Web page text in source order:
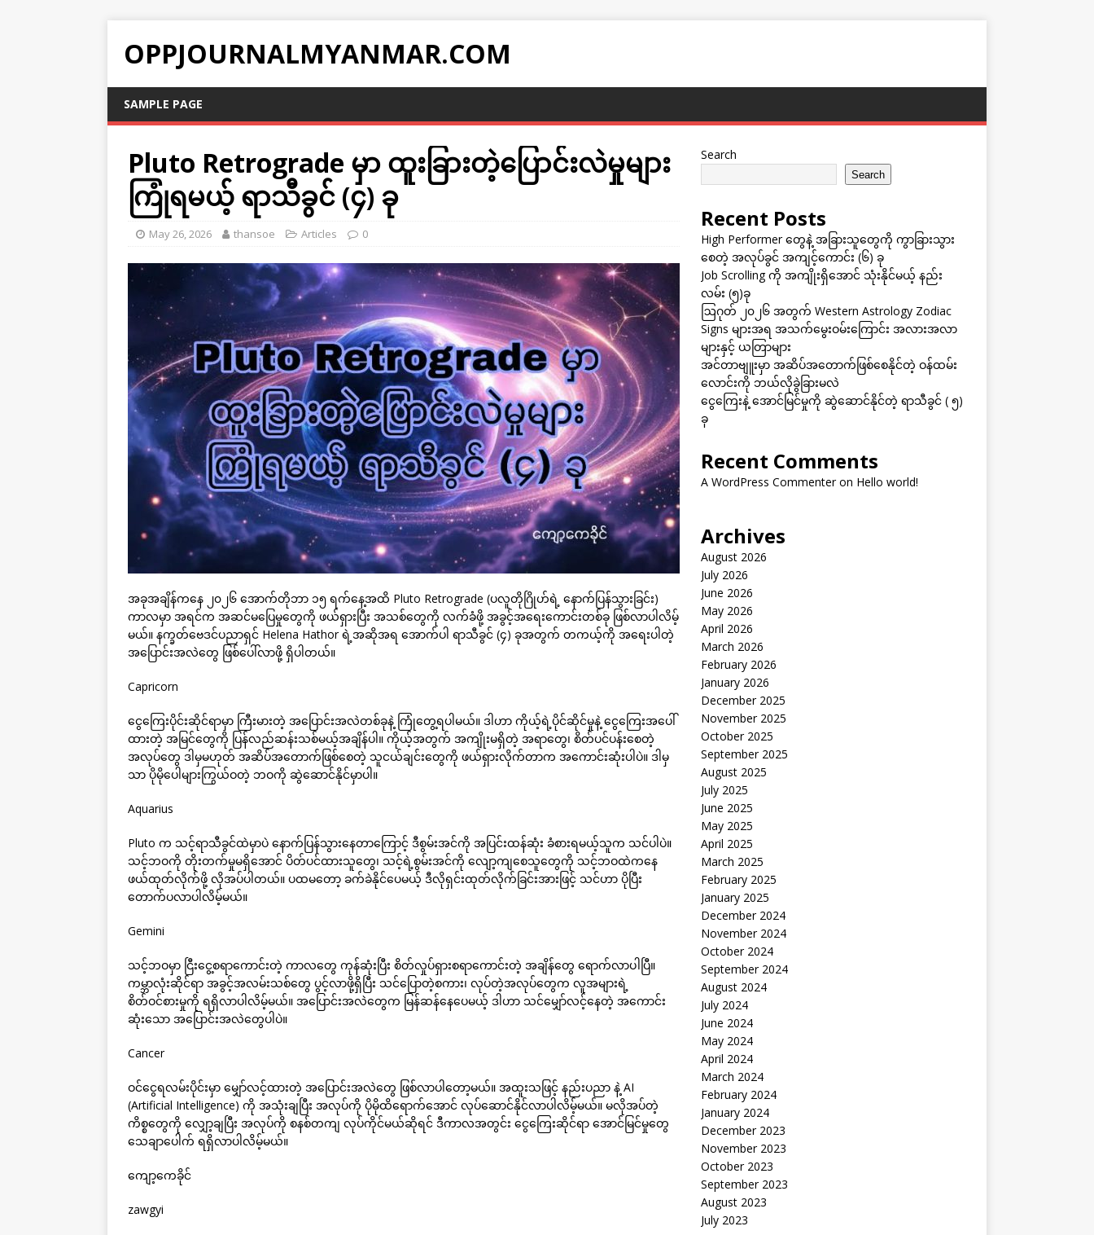
OPPJOURNALMYANMAR.COM
SAMPLE PAGE
Pluto Retrograde မှာ ထူးခြားတဲ့ပြောင်းလဲမှုများ
ကြုံရမယ့် ရာသီခွင် (၄) ခု
May 26, 2026 thansoe Articles 0
အခုအချိန်ကနေ ၂၀၂၆ အောက်တိုဘာ ၁၅ ရက်နေ့အထိ Pluto Retrograde (ပလူတိုဂြိုဟ်ရဲ့ နောက်ပြန်သွားခြင်း)
ကာလမှာ အရင်က အဆင်မပြေမှုတွေကို ဖယ်ရှားပြီး အသစ်တွေကို လက်ခံဖို့ အခွင့်အရေးကောင်းတစ်ခု ဖြစ်လာပါလိမ့်
မယ်။ နက္ခတ်ဗေဒင်ပညာရှင် Helena Hathor ရဲ့အဆိုအရ အောက်ပါ ရာသီခွင် (၄) ခုအတွက် တကယ့်ကို အရေးပါတဲ့
အပြောင်းအလဲတွေ ဖြစ်ပေါ်လာဖို့ ရှိပါတယ်။
Capricorn
ငွေကြေးပိုင်းဆိုင်ရာမှာ ကြီးမားတဲ့ အပြောင်းအလဲတစ်ခုနဲ့ ကြုံတွေ့ရပါမယ်။ ဒါဟာ ကိုယ့်ရဲ့ပိုင်ဆိုင်မှုနဲ့ ငွေကြေးအပေါ်
ထားတဲ့ အမြင်တွေကို ပြန်လည်ဆန်းသစ်မယ့်အချိန်ပါ။ ကိုယ့်အတွက် အကျိုးမရှိတဲ့ အရာတွေ၊ စိတ်ပင်ပန်းစေတဲ့
အလုပ်တွေ ဒါမှမဟုတ် အဆိပ်အတောက်ဖြစ်စေတဲ့ သူငယ်ချင်းတွေကို ဖယ်ရှားလိုက်တာက အကောင်းဆုံးပါပဲ။ ဒါမှ
သာ ပိုမိုပေါများကြွယ်ဝတဲ့ ဘဝကို ဆွဲဆောင်နိုင်မှာပါ။
Aquarius
Pluto က သင့်ရာသီခွင်ထဲမှာပဲ နောက်ပြန်သွားနေတာကြောင့် ဒီစွမ်းအင်ကို အပြင်းထန်ဆုံး ခံစားရမယ့်သူက သင်ပါပဲ။
သင့်ဘဝကို တိုးတက်မှုမရှိအောင် ပိတ်ပင်ထားသူတွေ၊ သင့်ရဲ့စွမ်းအင်ကို လျော့ကျစေသူတွေကို သင့်ဘဝထဲကနေ
ဖယ်ထုတ်လိုက်ဖို့ လိုအပ်ပါတယ်။ ပထမတော့ ခက်ခဲနိုင်ပေမယ့် ဒီလိုရှင်းထုတ်လိုက်ခြင်းအားဖြင့် သင်ဟာ ပိုပြီး
တောက်ပလာပါလိမ့်မယ်။
Gemini
သင့်ဘဝမှာ ငြီးငွေ့စရာကောင်းတဲ့ ကာလတွေ ကုန်ဆုံးပြီး စိတ်လှုပ်ရှားစရာကောင်းတဲ့ အချိန်တွေ ရောက်လာပါပြီ။
ကမ္ဘာလုံးဆိုင်ရာ အခွင့်အလမ်းသစ်တွေ ပွင့်လာဖို့ရှိပြီး သင်ပြောတဲ့စကား၊ လုပ်တဲ့အလုပ်တွေက လူအများရဲ့
စိတ်ဝင်စားမှုကို ရရှိလာပါလိမ့်မယ်။ အပြောင်းအလဲတွေက မြန်ဆန်နေပေမယ့် ဒါဟာ သင်မျှော်လင့်နေတဲ့ အကောင်း
ဆုံးသော အပြောင်းအလဲတွေပါပဲ။
Cancer
ဝင်ငွေရလမ်းပိုင်းမှာ မျှော်လင့်ထားတဲ့ အပြောင်းအလဲတွေ ဖြစ်လာပါတော့မယ်။ အထူးသဖြင့် နည်းပညာ နဲ့ AI
(Artificial Intelligence) ကို အသုံးချပြီး အလုပ်ကို ပိုမိုထိရောက်အောင် လုပ်ဆောင်နိုင်လာပါလိမ့်မယ်။ မလိုအပ်တဲ့
ကိစ္စတွေကို လျှော့ချပြီး အလုပ်ကို စနစ်တကျ လုပ်ကိုင်မယ်ဆိုရင် ဒီကာလအတွင်း ငွေကြေးဆိုင်ရာ အောင်မြင်မှုတွေ
သေချာပေါက် ရရှိလာပါလိမ့်မယ်။
ကျော့ကေခိုင်
zawgyi
Search
Search
Recent Posts
High Performer တွေနဲ့ အခြားသူတွေကို ကွာခြားသွား
စေတဲ့ အလုပ်ခွင် အကျင့်ကောင်း (၆) ခု
Job Scrolling ကို အကျိုးရှိအောင် သုံးနိုင်မယ့် နည်း
လမ်း (၅)ခု
ဩဂုတ် ၂၀၂၆ အတွက် Western Astrology Zodiac
Signs များအရ အသက်မွေးဝမ်းကြောင်း အလားအလာ
များနှင့် ယတြာများ
အင်တာဗျူးမှာ အဆိပ်အတောက်ဖြစ်စေနိုင်တဲ့ ဝန်ထမ်း
လောင်းကို ဘယ်လိုခွဲခြားမလဲ
ငွေကြေးနဲ့ အောင်မြင်မှုကို ဆွဲဆောင်နိုင်တဲ့ ရာသီခွင် ( ၅)
ခု
Recent Comments
A WordPress Commenteron Hello world!
Archives
August 2026
July 2026
June 2026
May 2026
April 2026
March 2026
February 2026
January 2026
December 2025
November 2025
October 2025
September 2025
August 2025
July 2025
June 2025
May 2025
April 2025
March 2025
February 2025
January 2025
December 2024
November 2024
October 2024
September 2024
August 2024
July 2024
June 2024
May 2024
April 2024
March 2024
February 2024
January 2024
December 2023
November 2023
October 2023
September 2023
August 2023
July 2023